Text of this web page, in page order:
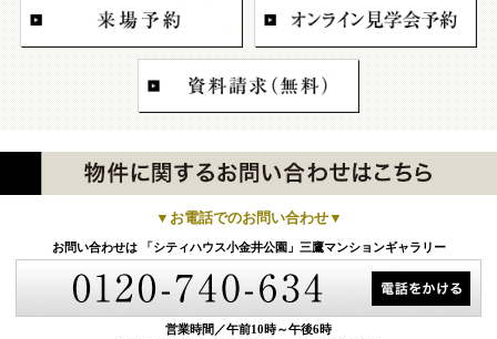
▼お電話でのお問い合わせ▼
お問い合わせは 「シティハウス小金井公園」三鷹マンションギャラリー
営業時間／午前10時～午後6時